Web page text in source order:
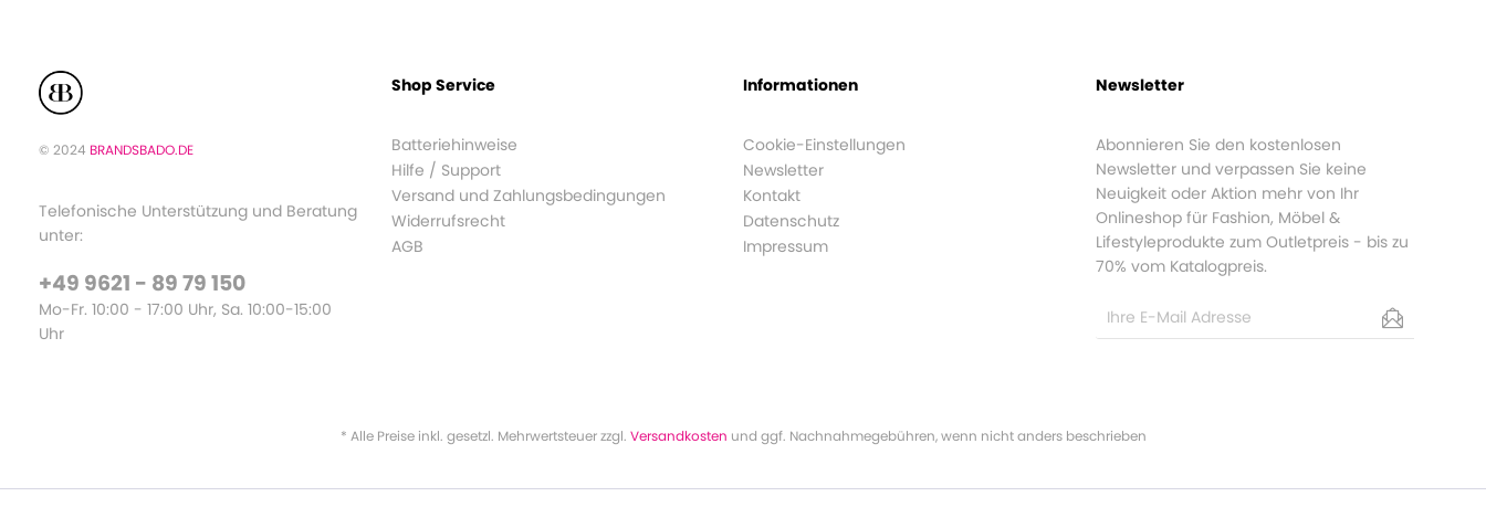
© 2024 BRANDSBADO.DE
Telefonische Unterstützung und Beratung
unter:
+49 9621 - 89 79 150
Mo-Fr. 10:00 - 17:00 Uhr, Sa. 10:00-15:00
Uhr
Shop Service
Batteriehinweise
Hilfe / Support
Versand und Zahlungsbedingungen
Widerrufsrecht
AGB
Informationen
Cookie-Einstellungen
Newsletter
Kontakt
Datenschutz
Impressum
Newsletter
Abonnieren Sie den kostenlosen
Newsletter und verpassen Sie keine
Neuigkeit oder Aktion mehr von Ihr
Onlineshop für Fashion, Möbel &
Lifestyleprodukte zum Outletpreis - bis zu
70% vom Katalogpreis.
* Alle Preise inkl. gesetzl. Mehrwertsteuer zzgl. Versandkosten und ggf. Nachnahmegebühren, wenn nicht anders beschrieben